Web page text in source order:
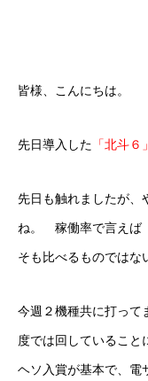
皆様、こんにちは。
先日導入した 「北斗６」
先日も触れましたが、
ね。 稼働率で言えば
そも比べるものではな
今週２機種共に打って
度では回しているこ
ヘソ入賞が基本で、電